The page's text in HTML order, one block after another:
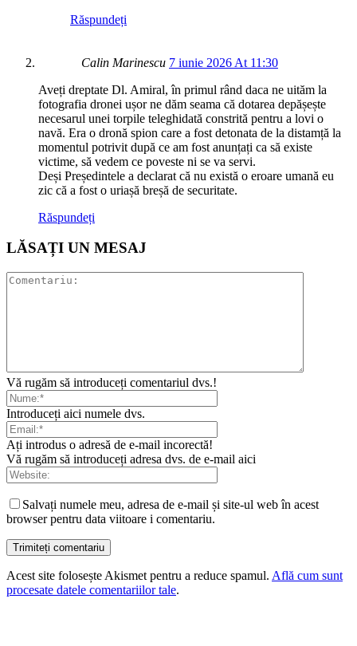
Răspundeți
Calin Marinescu 7 iunie 2026 At 11:30
Aveți dreptate Dl. Amiral, în primul rând daca ne uităm la
fotografia dronei ușor ne dăm seama că dotarea depășește
necesarul unei torpile teleghidată constrită pentru a lovi o
navă. Era o dronă spion care a fost detonata de la distamță la
momentul potrivit după ce am fost anunțați ca să existe
victime, să vedem ce poveste ni se va servi.
Deși Președintele a declarat că nu există o eroare umană eu
zic că a fost o uriașă breșă de securitate.
Răspundeți
LĂSAȚI UN MESAJ
Vă rugăm să introduceți comentariul dvs.!
Introduceți aici numele dvs.
Ați introdus o adresă de e-mail incorectă!
Vă rugăm să introduceți adresa dvs. de e-mail aici
Salvați numele meu, adresa de e-mail și site-ul web în acest
browser pentru data viitoare i comentariu.
Acest site folosește Akismet pentru a reduce spamul. Află cum sunt
procesate datele comentariilor tale.